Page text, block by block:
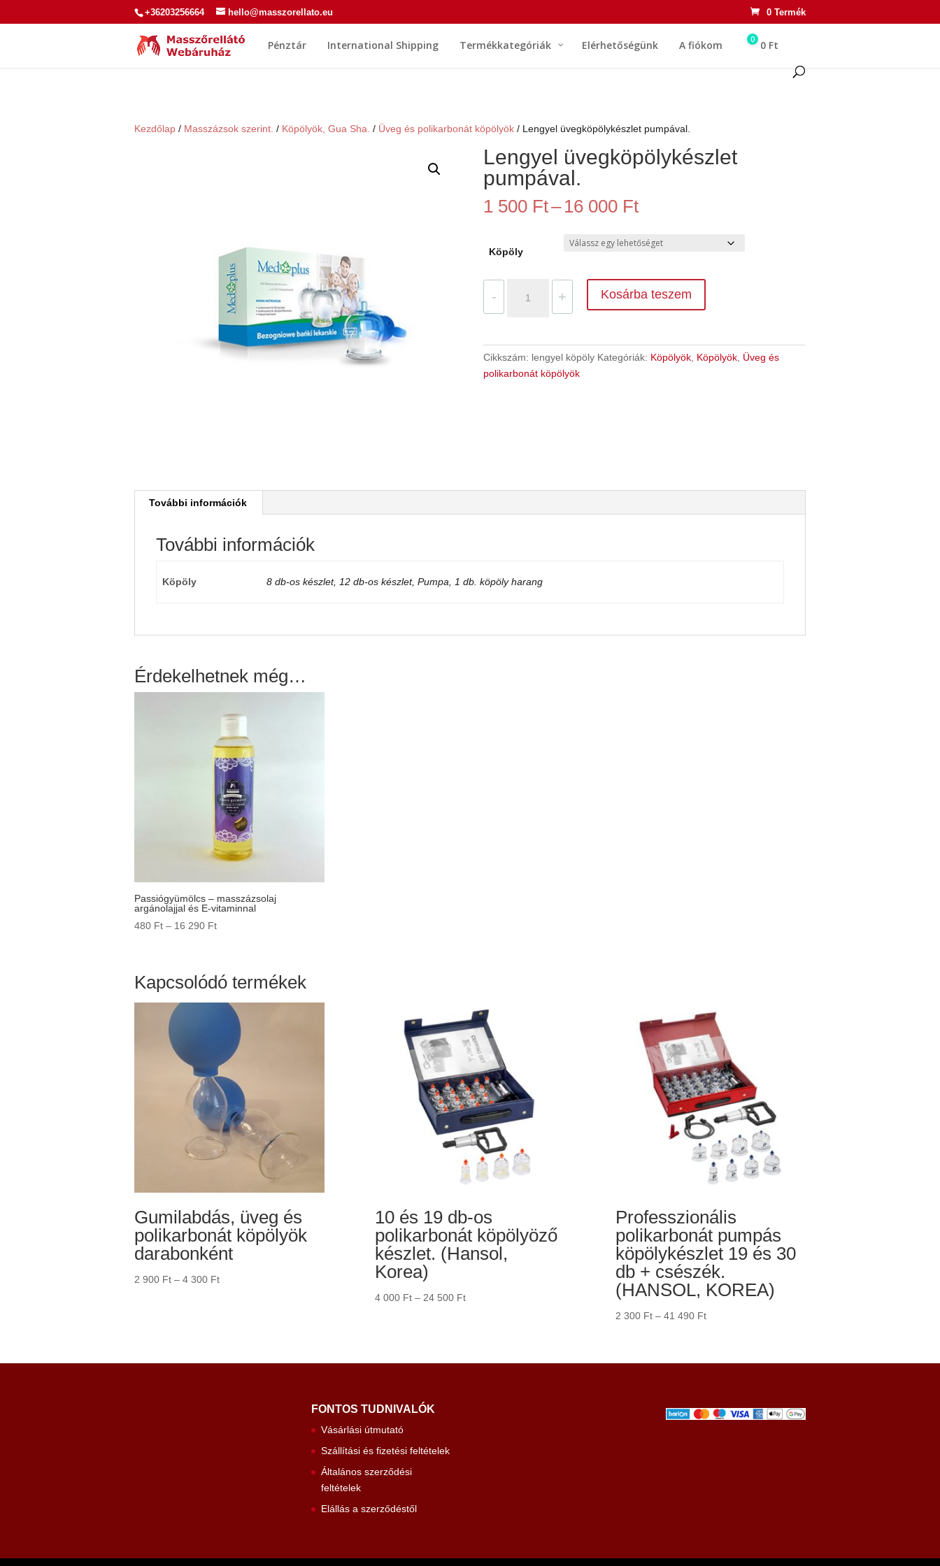
+36203256664 hello@masszorellato.eu 0 Termék
Pénztár International Shipping Termékkategóriák Elérhetőségünk A fiókom 0 0 Ft
Kezdőlap / Masszázsok szerint. / Köpölyök, Gua Sha. / Üveg és polikarbonát köpölyök / Lengyel üvegköpölykészlet pumpával.
Lengyel üvegköpölykészlet
pumpával.
1 500 Ft–16 000 FtÁrtartomány:
500 Ft
-
000 Ft
Köpöly
-
üvegköpölykészlet
+ Kosárba teszem
Cikkszám: lengyel köpöly Kategóriák: Köpölyök Köpölyök Üveg és
polikarbonát köpölyök
További információk
További információk
Köpöly 8 db-os készlet, 12 db-os készlet, Pumpa, 1 db. köpöly harang
Érdekelhetnek még…
Passiógyümölcs – masszázsolaj
argánolajjal és E-vitaminnal
480 Ft – 16 290 FtÁrtartomány:
16
290 Ft
Kapcsolódó termékek
Gumilabdás, üveg és
polikarbonát köpölyök
darabonként
2 900 Ft – 4 300 FtÁrtartomány:
10 és 19 db-os
polikarbonát köpölyöző
készlet. (Hansol,
Korea)
4 000 Ft – 24 500 FtÁrtartomány:
24
Professzionális
polikarbonát pumpás
köpölykészlet 19 és 30
db + csészék.
(HANSOL, KOREA)
2 300 Ft – 41 490 FtÁrtartomány:
-
FONTOS TUDNIVALÓK
Vásárlási útmutató
Szállítási és fizetési feltételek
Általános szerződési
feltételek
Elállás a szerződéstől